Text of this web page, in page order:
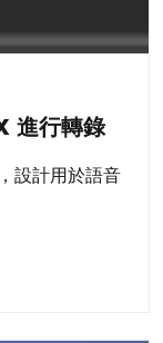
進行轉錄
設計用於語音